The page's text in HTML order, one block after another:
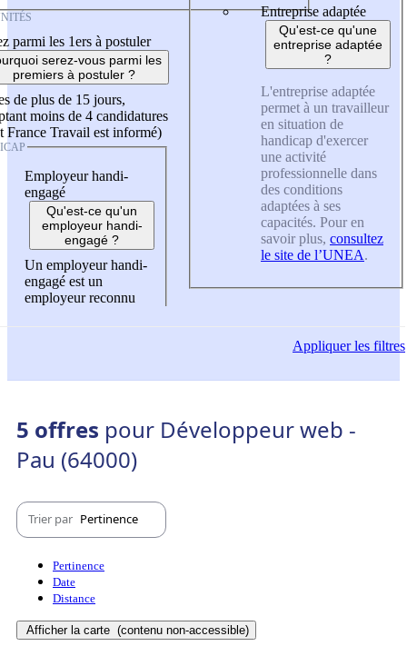
parmi les 1ers à postuler
serez-vous parmi les
premiers à postuler ?
de plus de 15 jours,
moins de 4 candidatures
France Travail est informé)
Employeur handi-
engagé
Qu'est-ce qu'un
employeur handi-
engagé ?
Un employeur handi-
engagé est un
employeur reconnu
Entreprise adaptée
Qu'est-ce qu'une
entreprise adaptée
?
L'entreprise adaptée
permet à un travailleur
en situation de
handicap d'exercer
une activité
professionnelle dans
des conditions
adaptées à ses
capacités. Pour en
savoir plus, consultez
le site de l’UNEA.
Appliquerles filtres
5 offres pour Développeur web -
Pau (64000)
Trier par Pertinence
Pertinence
Date
Distance
Afficher la carte (contenu non-accessible)